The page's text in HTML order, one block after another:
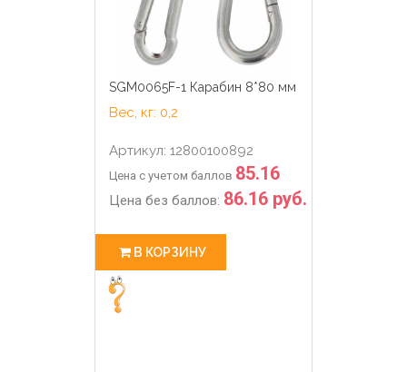
SGM0065F-1 Карабин 8*80 мм
Вес, кг: 0,2
Артикул: 12800100892
Цена с учетом баллов 85.16
Цена без баллов: 86.16 руб.
В КОРЗИНУ